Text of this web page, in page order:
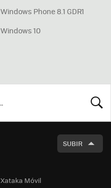
Windows Phone 8.1 GDR1
Windows 10
SUBIR
Xataka Móvil